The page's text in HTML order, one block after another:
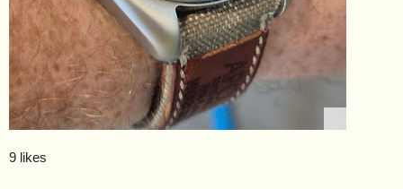
9 likes